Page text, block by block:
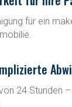
für ein
24 Stunden